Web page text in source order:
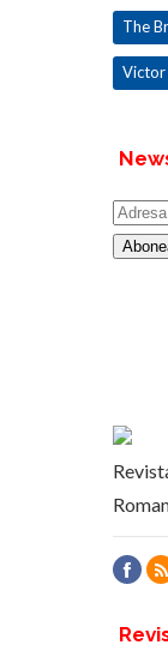
The
Victor